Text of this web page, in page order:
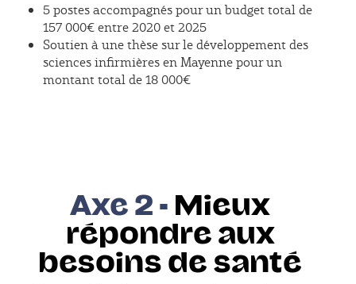
5 postes accompagnés pour un budget total de
157 000€ entre 2020 et 2025
Soutien à une thèse sur le développement des
sciences infirmières en Mayenne pour un
montant total de 18 000€
Axe 2 - Mieux
répondre aux
besoins de santé